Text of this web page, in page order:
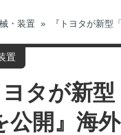
・装置 » 『トヨタが新型
置
ヨタが新
公開』海